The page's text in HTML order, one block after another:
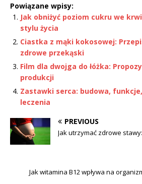
Powiązane wpisy:
Jak obniżyć poziom cukru we
stylu życia
Ciastka z mąki kokosowej:
zdrowe przekąski
Film dla dwojga do łóżka:
produkcji
Zastawki serca: budowa,
leczenia
PREVIOUS
Jak utrzymać zdrowe
Jak witamina B12 wpływa na